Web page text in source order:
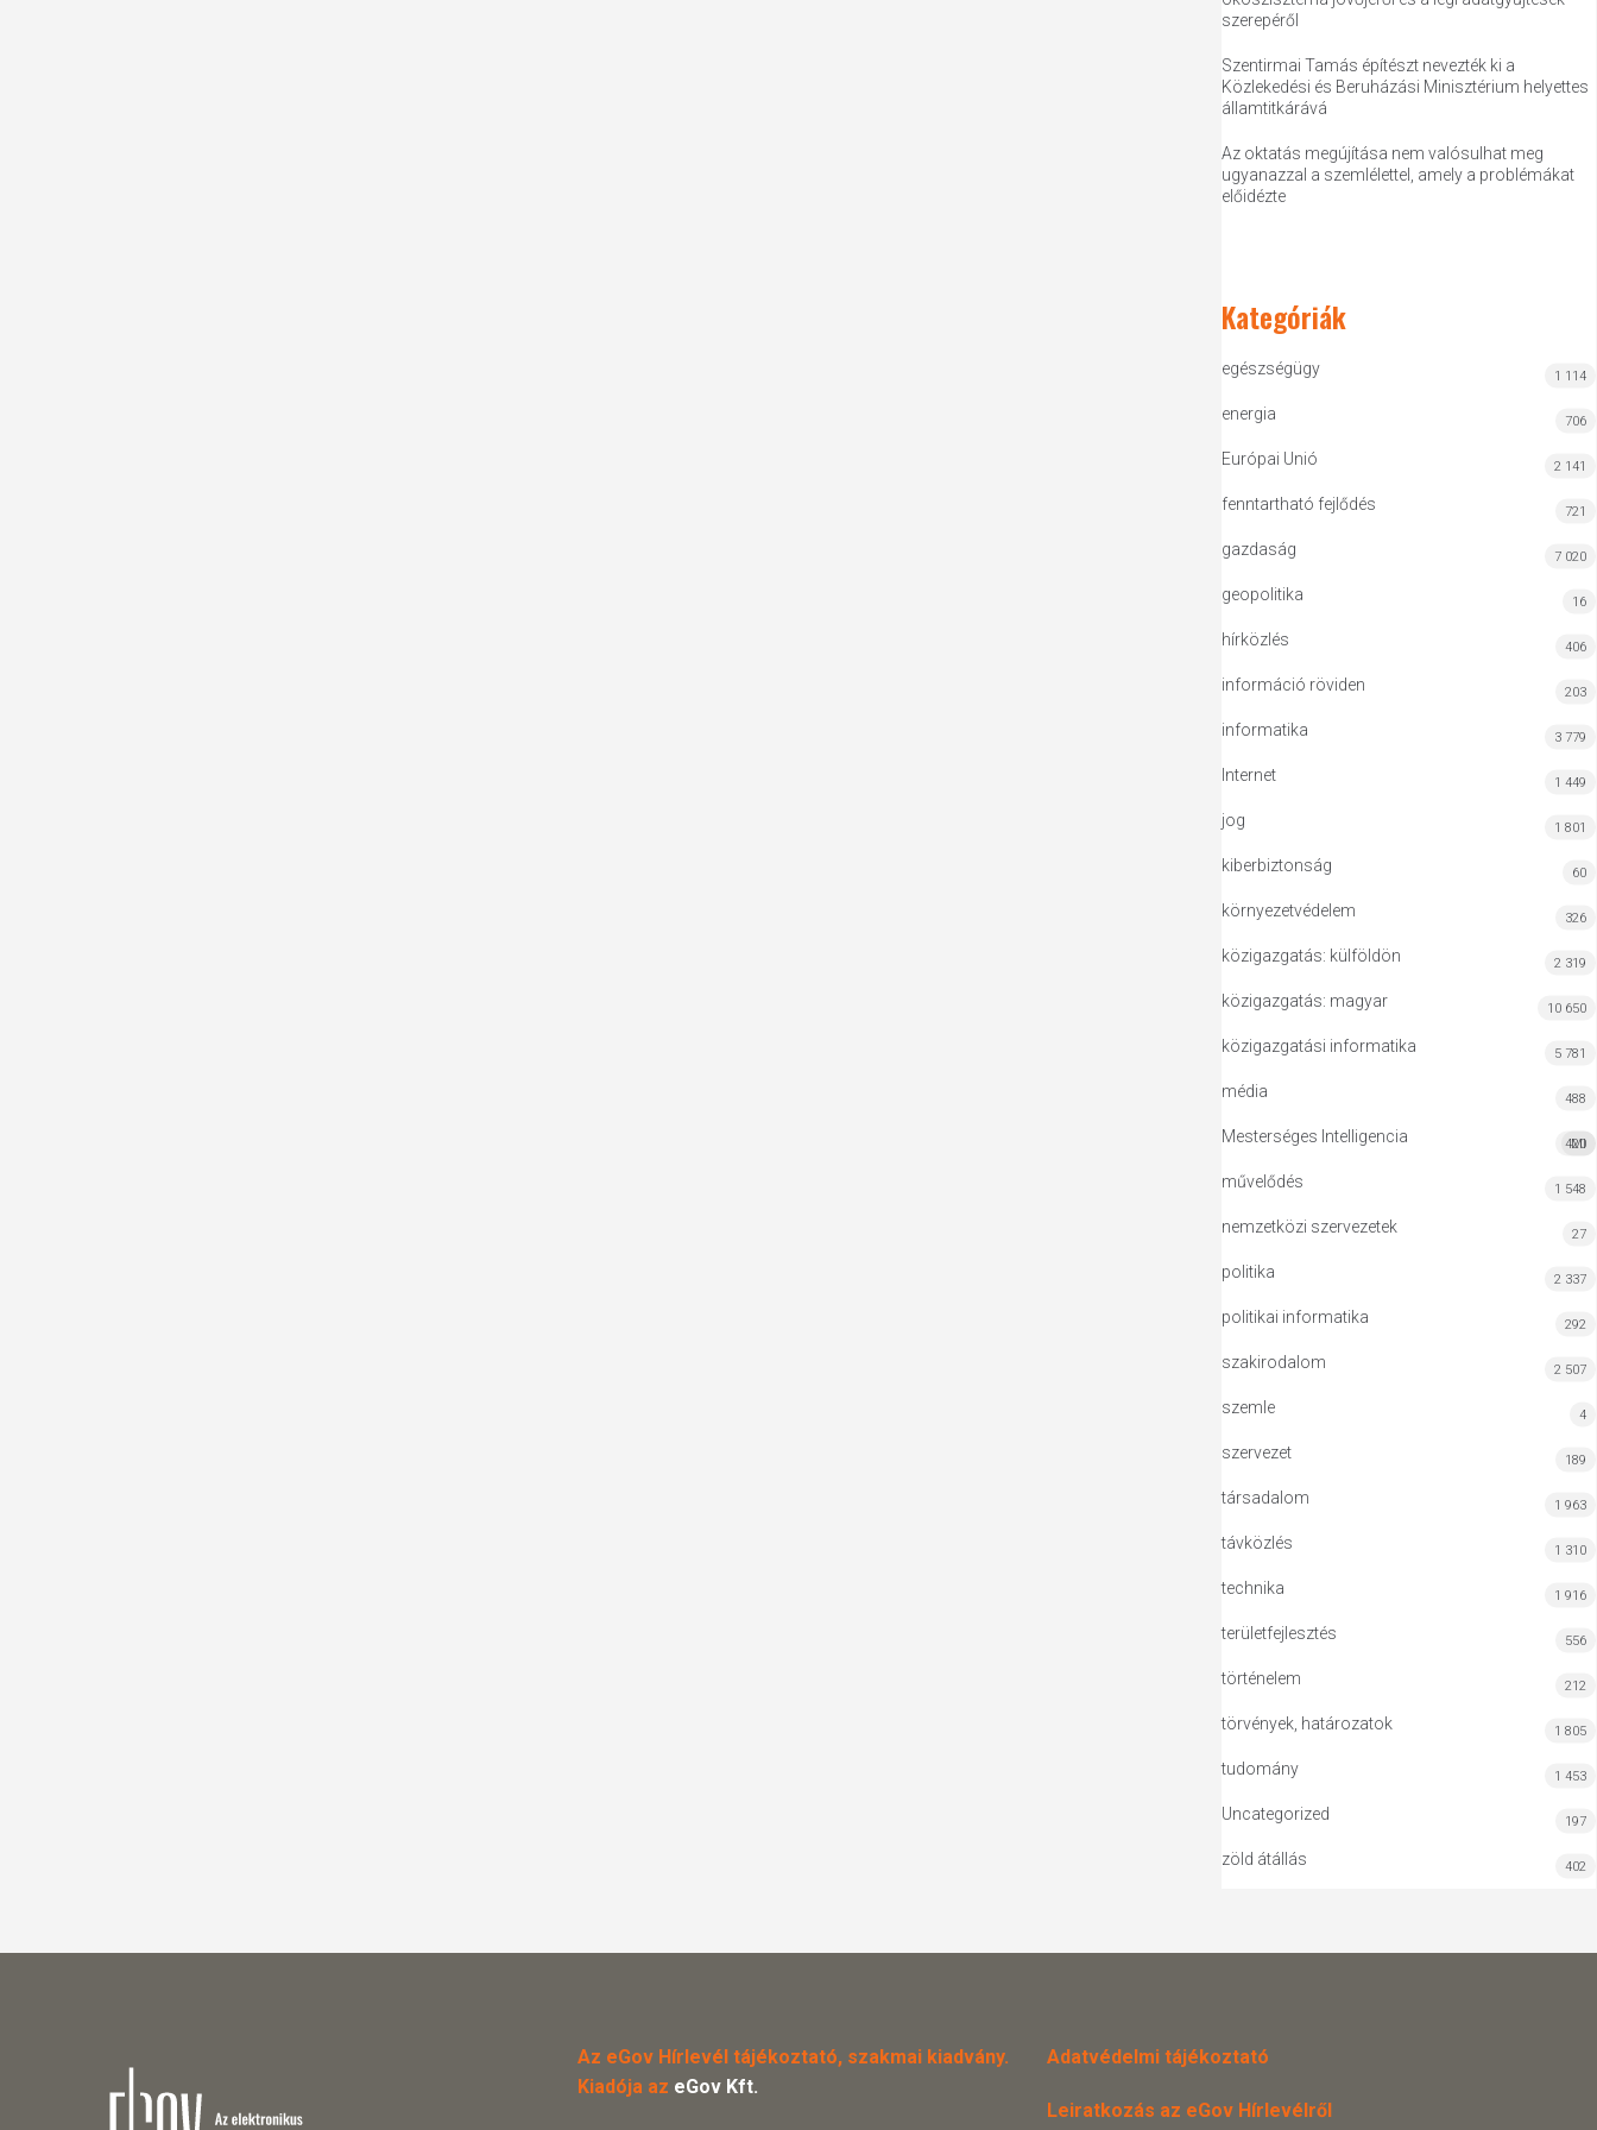
szerepéről
Szentirmai Tamás építészt nevezték ki a
Közlekedési és Beruházási Minisztérium helyettes
államtitkárává
Az oktatás megújítása nem valósulhat meg
ugyanazzal a szemlélettel, amely a problémákat
előidézte
Kategóriák
egészségügy 1 114
energia 706
Európai Unió 2 141
fenntartható fejlődés 721
gazdaság 7 020
geopolitika 16
hírközlés 406
információ röviden 203
informatika 3 779
Internet 1 449
jog 1 801
kiberbiztonság 60
környezetvédelem 326
közigazgatás: külföldön 2 319
közigazgatás: magyar 10 650
közigazgatási informatika 5 781
média 488
Mesterséges Intelligencia MI
420
művelődés 1 548
nemzetközi szervezetek 27
politika 2 337
politikai informatika 292
szakirodalom 2 507
szemle 4
szervezet 189
társadalom 1 963
távközlés 1 310
technika 1 916
területfejlesztés 556
történelem 212
törvények, határozatok 1 805
tudomány 1 453
Uncategorized 197
zöld átállás 402
Az eGov Hírlevél tájékoztató, szakmai kiadvány.
Kiadója az eGov Kft.
Adatvédelmi tájékoztató
Leiratkozás az eGov Hírlevélről